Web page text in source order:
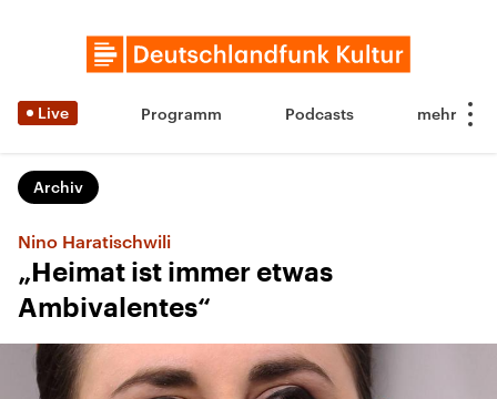
Live Programm Podcasts
Archiv
Nino Haratischwili
„Heimat ist immer etwas
Ambivalentes“